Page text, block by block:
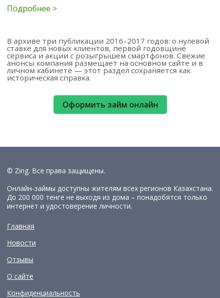
Подробнее >
В архиве три публикации 2016–2017 годов: о нулевой
ставке для новых клиентов, первой годовщине
сервиса и акции с розыгрышем смартфонов. Свежие
анонсы компания размещает на основном сайте и в
личном кабинете — этот раздел сохраняется как
историческая справка.
Оформить займ онлайн
© Zing. Все права защищены.
Онлайн-займы доступны жителям всех регионов Казахстана.
До 200 000 тенге не выходя из дома – понадобятся только
интернет и удостоверение личности.
Главная
Новости
Отзывы
О сайте
Конфиденциальность